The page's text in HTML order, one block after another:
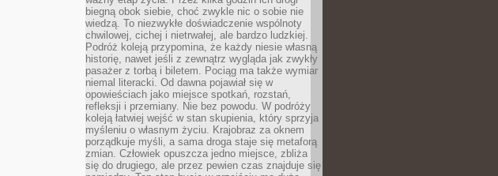
biegną obok siebie, choć zwykle nic o sobie nie
wiedzą. To niezwykłe doświadczenie wspólnoty
chwilowej, cichej i nietrwałej, ale bardzo ludzkiej.
Podróż koleją przypomina, że każdy niesie własną
historię, nawet jeśli z zewnątrz wygląda jak zwykły
pasażer z torbą i biletem. Pociąg ma także wymiar
niemal literacki. Od dawna pojawiał się w
opowieściach jako miejsce spotkań, rozstań,
refleksji i przemiany. Nie bez powodu. W podróży
koleją łatwiej wejść w stan skupienia, który sprzyja
myśleniu o własnym życiu. Krajobraz za oknem
porządkuje myśli, a sama droga staje się metaforą
zmian. Człowiek opuszcza jedno miejsce, zbliża
się do drugiego, ale przez pewien czas znajduje się